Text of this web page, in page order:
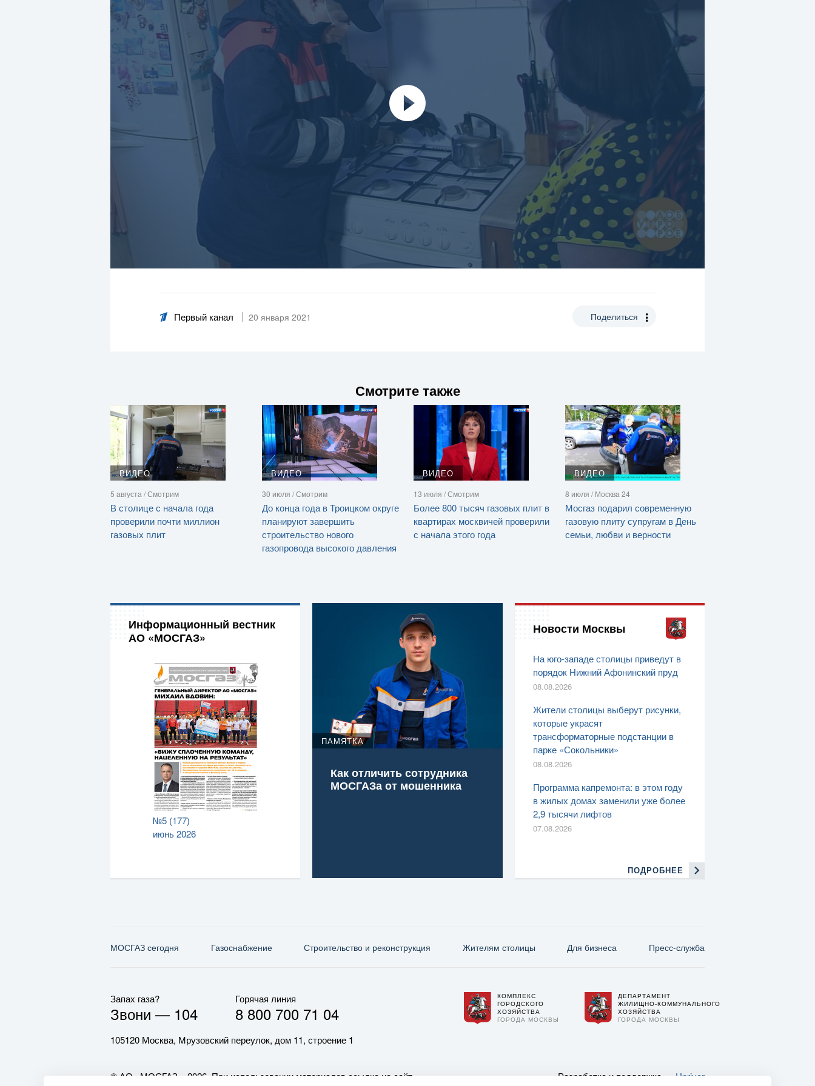
Первый канал 20 января 2021 Поделиться
Смотрите также
ВИДЕО
5 августа / Смотрим
В столице с начала года
проверили почти миллион
газовых плит
ВИДЕО
30 июля / Смотрим
До конца года в Троицком округе
планируют завершить
строительство нового
газопровода высокого давления
ВИДЕО
13 июля / Смотрим
Более 800 тысяч газовых плит в
квартирах москвичей проверили
с начала этого года
ВИДЕО
8 июля / Москва 24
Мосгаз подарил современную
газовую плиту супругам в День
семьи, любви и верности
Информационный вестник
АО «МОСГАЗ»
№5 (177)
июнь 2026
ПАМЯТКА
Как отличить сотрудника
МОСГАЗа от мошенника
Новости Москвы
На юго-западе столицы приведут в
порядок Нижний Афонинский пруд
08.08.2026
Жители столицы выберут рисунки,
которые украсят
трансформаторные подстанции в
парке «Сокольники»
08.08.2026
Программа капремонта: в этом году
в жилых домах заменили уже более
2,9 тысячи лифтов
07.08.2026
ПОДРОБНЕЕ
МОСГАЗ сегодня Газо­снабжение Строительство и реконструкция Жителям столицы Для бизнеса Пресс-служба
Запах газа?
Звони — 104
Горячая линия
8 800 700 71 04
105120 Москва, Мрузовский переулок, дом 11, строение 1
КОМПЛЕКС
ГОРОДСКОГО
ХОЗЯЙСТВА
ГОРОДА МОСКВЫ
ДЕПАРТАМЕНТ
ЖИЛИЩНО-КОММУНАЛЬНОГО
ХОЗЯЙСТВА
ГОРОДА МОСКВЫ
© АО «МОСГАЗ», 2026. При использовании материалов ссылка на сайт
Разработка и поддержка — Upriver